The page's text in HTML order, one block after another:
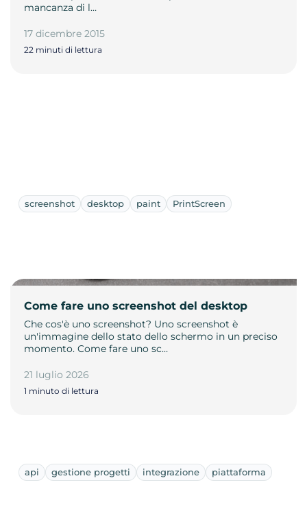
mancanza di l…
17 dicembre 2015
22 minuti di lettura
screenshot desktop paint PrintScreen
Come fare uno screenshot del desktop
Che cos'è uno screenshot? Uno screenshot è
un'immagine dello stato dello schermo in un preciso
momento. Come fare uno sc…
21 luglio 2026
1 minuto di lettura
api gestione progetti integrazione piattaforma